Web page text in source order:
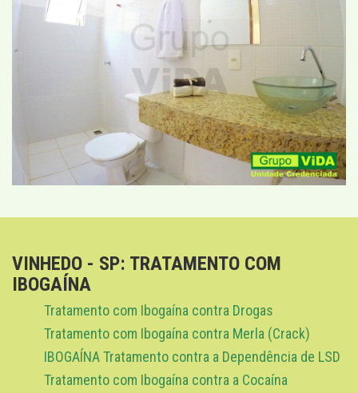
VINHEDO - SP: TRATAMENTO COM
IBOGAÍNA
Tratamento com Ibogaína contra Drogas
Tratamento com Ibogaína contra Merla (Crack)
IBOGAÍNA Tratamento contra a Dependência de LSD
Tratamento com Ibogaína contra a Cocaína